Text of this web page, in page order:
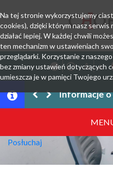
PORTAL
Informacje o
Posłuchaj
Na tej stronie wykorzystujemy
cookies), dzięki którym nasz serwis
działać lepiej. W każdej chwili
ten mechanizm w ustawieniach
przeglądarki. Korzystanie z
bez zmiany ustawień dotyczących
umieszcza je w pamięci Twojego